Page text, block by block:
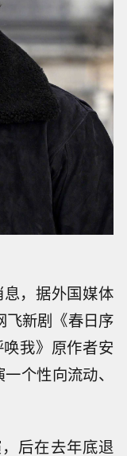
，据外国媒体
飞新剧《春日序
我》原作者安
个性向流动、
后在去年底退